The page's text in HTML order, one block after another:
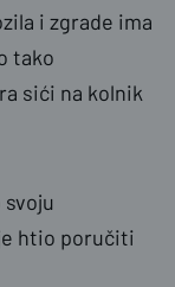
i zgrade ima
tako
sići na kolnik
svoju
htio poručiti